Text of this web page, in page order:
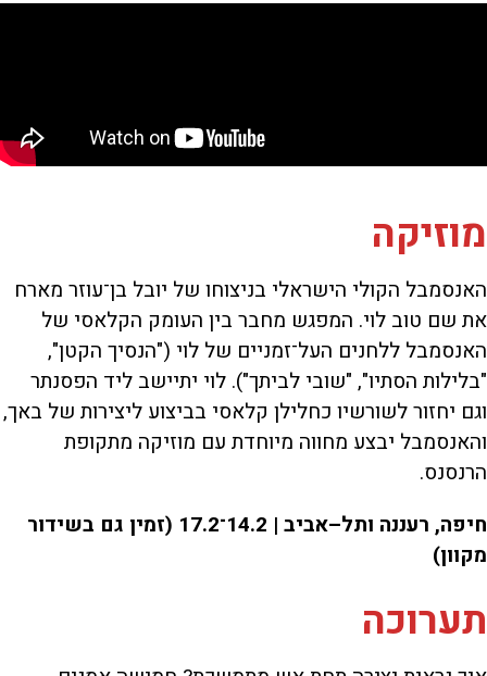
מוזיקה
האנסמבל הקולי הישראלי בניצוחו של יובל בן־עוזר מארח
את שם טוב לוי. המפגש מחבר בין העומק הקלאסי של
האנסמבל ללחנים העל־זמניים של לוי ("הנסיך הקטן",
"בלילות הסתיו", "שובי לביתך"). לוי יתיישב ליד הפסנתר
וגם יחזור לשורשיו כחלילן קלאסי בביצוע ליצירות של באך,
והאנסמבל יבצע מחווה מיוחדת עם מוזיקה מתקופת
הרנסנס.
חיפה, רעננה ותל–אביב | 14.2־17.2 (זמין גם בשידור
מקוון)
תערוכה